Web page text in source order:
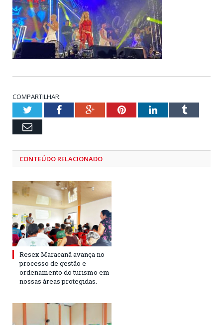
COMPARTILHAR:
TwitterFacebookGoogle+PinterestLinkedInTumblr
Email
CONTEÚDO RELACIONADO
Resex Maracanã avança no
processo de gestão e
ordenamento do turismo em
nossas áreas protegidas.